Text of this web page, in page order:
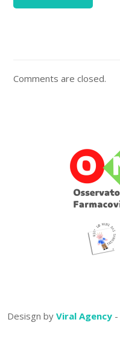
Comments are closed.
Desisgn by Viral Agency -